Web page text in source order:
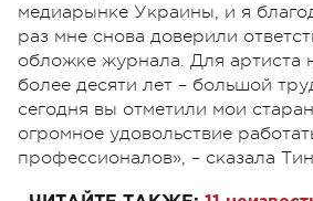
медиарынке Украины, и я
раз мне снова доверили
обложке журнала. Для артиста
более десяти лет – большой
сегодня вы отметили мои
огромное удовольствие
профессионалов», – сказала